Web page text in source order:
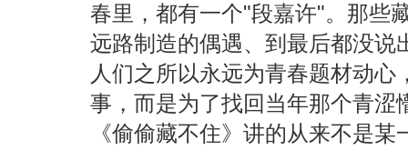
春里，都有一个"段嘉许"。那些
远路制造的偶遇、到最后都没说
人们之所以永远为青春题材动
事，而是为了找回当年那个青涩
《偷偷藏不住》讲的从来不是